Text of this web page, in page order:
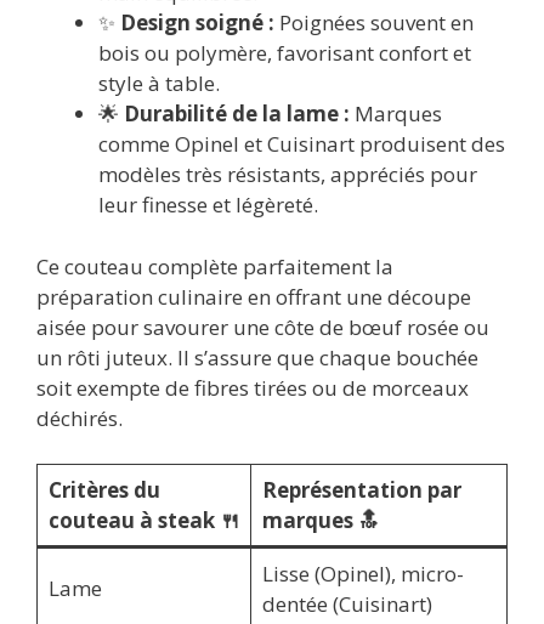
✨ Design soigné : Poignées souvent en
bois ou polymère, favorisant confort et
style à table.
🌟 Durabilité de la lame : Marques
comme Opinel et Cuisinart produisent des
modèles très résistants, appréciés pour
leur finesse et légèreté.
Ce couteau complète parfaitement la
préparation culinaire en offrant une découpe
aisée pour savourer une côte de bœuf rosée ou
un rôti juteux. Il s’assure que chaque bouchée
soit exempte de fibres tirées ou de morceaux
déchirés.
Critères du
couteau à steak 🍴
Représentation par
marques 🔝
Lame
Lisse (Opinel), micro-
dentée (Cuisinart)